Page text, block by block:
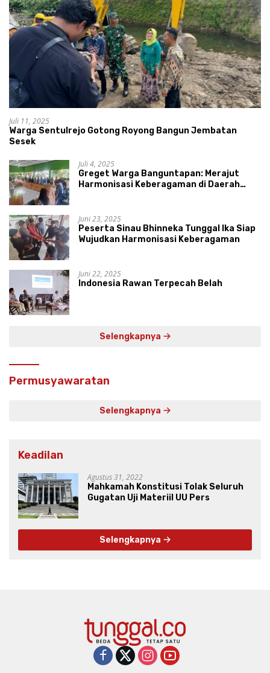
Juli 11, 2025
Warga Sentulrejo Gotong Royong Bangun Jembatan
Sesek
Juli 4, 2025
Greget Warga Banguntapan: Merajut
Harmonisasi Keberagaman di Daerah
Juni 23, 2025
Peserta Sinau Bhinneka Tunggal Ika Siap
Wujudkan Harmonisasi Keberagaman
Juni 22, 2025
Indonesia Rawan Terpecah Belah
Selengkapnya
Permusyawaratan
Selengkapnya
Keadilan
Agustus 31, 2022
Mahkamah Konstitusi Tolak Seluruh
Gugatan Uji Materiil UU Pers
Selengkapnya